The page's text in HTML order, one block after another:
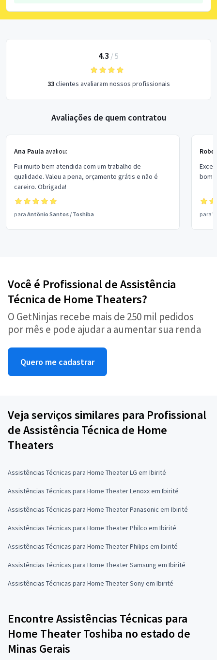
4.3 / 5
33clientes avaliaram nossos profissionais
Avaliações de quem contratou
Ana Paula avaliou:
Fui muito bem atendida com um trabalho de
qualidade. Valeu a pena, orçamento grátis e não é
careiro. Obrigada!
para Antônio Santos / Toshiba
bom
para
Você é Profissional de Assistência
Técnica de Home Theaters?
O GetNinjas recebe mais de 250 mil pedidos
por mês e pode ajudar a aumentar sua renda
Quero me cadastrar
Veja serviços similares para Profissional
de Assistência Técnica de Home
Theaters
Assistências Técnicas para Home Theater LG em Ibirité
Assistências Técnicas para Home Theater Lenoxx em Ibirité
Assistências Técnicas para Home Theater Panasonic em Ibirité
Assistências Técnicas para Home Theater Philco em Ibirité
Assistências Técnicas para Home Theater Philips em Ibirité
Assistências Técnicas para Home Theater Samsung em Ibirité
Assistências Técnicas para Home Theater Sony em Ibirité
Encontre Assistências Técnicas para
Home Theater Toshiba no estado de
Minas Gerais